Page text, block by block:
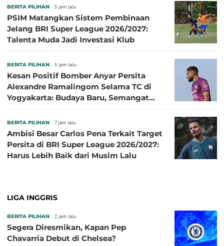
BERITA PILIHAN 5 jam lalu
PSIM Matangkan Sistem Pembinaan
Jelang BRI Super League 2026/2027:
Talenta Muda Jadi Investasi Klub
BERITA PILIHAN 5 jam lalu
Kesan Positif Bomber Anyar Persita
Alexandre Ramalingom Selama TC di
Yogyakarta: Budaya Baru, Semangat
BERITA PILIHAN 7 jam lalu
Ambisi Besar Carlos Pena Terkait Target
Persita di BRI Super League 2026/2027:
Harus Lebih Baik dari Musim Lalu
LIGA INGGRIS
BERITA PILIHAN 2 jam lalu
Segera Diresmikan, Kapan Pep
Chavarria Debut di Chelsea?